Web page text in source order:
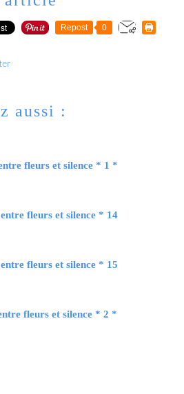
Repost 0
aussi :
fleurs et silence * 1 *
fleurs et silence * 14
fleurs et silence * 15
fleurs et silence * 2 *